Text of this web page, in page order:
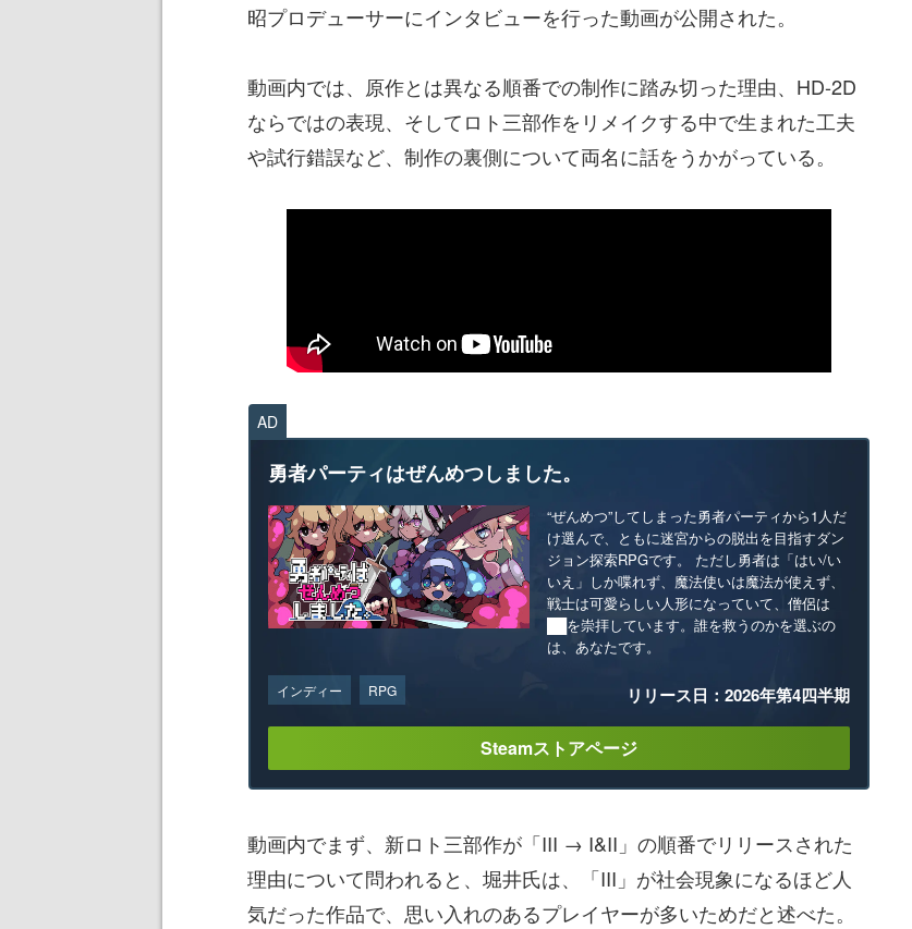
昭プロデューサーにインタビューを行った動画が公開された。
動画内では、原作とは異なる順番での制作に踏み切った理由、HD-2D
ならではの表現、そしてロト三部作をリメイクする中で生まれた工夫
や試行錯誤など、制作の裏側について両名に話をうかがっている。
AD
勇者パーティはぜんめつしました。
“ぜんめつ”してしまった勇者パーティから1人だ
け選んで、ともに迷宮からの脱出を目指すダン
ジョン探索RPGです。 ただし勇者は「はい/い
いえ」しか喋れず、魔法使いは魔法が使えず、
戦士は可愛らしい人形になっていて、僧侶は
██を崇拝しています。誰を救うのかを選ぶの
は、あなたです。
インディー RPG リリース日：2026年第4四半期
Steamストアページ
動画内でまず、新ロト三部作が「III → I&II」の順番でリリースされた
理由について問われると、堀井氏は、「III」が社会現象になるほど人
気だった作品で、思い入れのあるプレイヤーが多いためだと述べた。